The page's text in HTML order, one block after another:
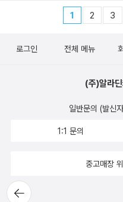
1 2 3
뒤로가
로그인 전체 메뉴
(주)알라
일반문의 (발신
1:1 문의
중고매장